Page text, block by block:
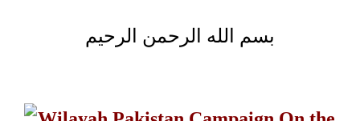
بسم الله الرحمن الرحيم